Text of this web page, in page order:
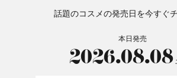
話題のコスメの発売日を今すぐ
本日発売
2026.08.08